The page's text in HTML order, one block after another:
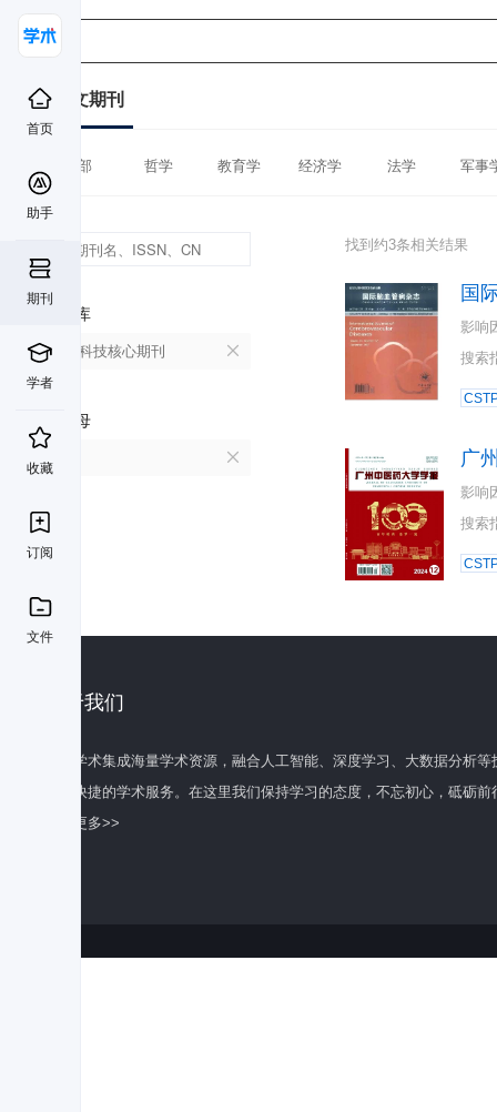
首页
助手
期刊
学者
收藏
订阅
文件
中文期刊
全部 哲学 教育学 经济学 法学 军事
数据库
中国科技核心期刊
首字母
找到约3条相关结果
国
影响
搜索
广
影响
搜索
关于我们
百度学术集成海量学术资源，融合人工智能、深度学习、大数据分析
全面快捷的学术服务。在这里我们保持学习的态度，不忘初心，砥砺前
了解更多>>